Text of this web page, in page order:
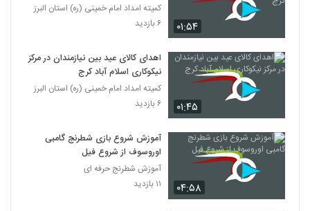
۰۱:۵۴
کمیته امداد امام خمینی (ره) استان البرز
۶ بازدید
۰۱:۴۵
اهدای کالای عید بین نیازمندان در مرکز
نیکوکاری اسلام آباد کرج
کمیته امداد امام خمینی (ره) استان البرز
۶ بازدید
۰۴:۵۸
آموزش شروع بازی شطرنج گامبی
اوروسوف از شروع فیل
آموزش شطرنج حرفه ای
۱۱ بازدید